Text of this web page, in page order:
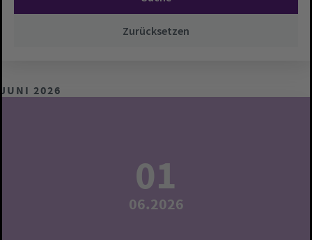
Zurücksetzen
JUNI 2026
01
06.2026